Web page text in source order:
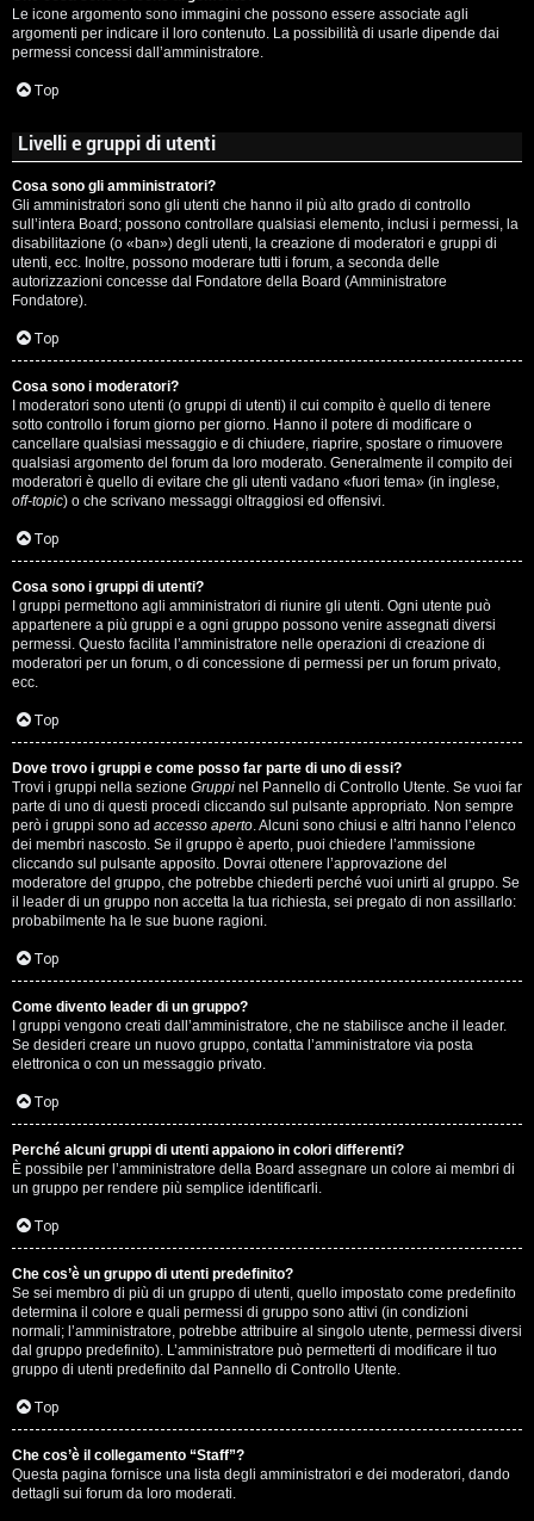
Le icone argomento sono immagini che possono essere associate agli
argomenti per indicare il loro contenuto. La possibilità di usarle dipende dai
permessi concessi dall’amministratore.
Top
Livelli e gruppi di utenti
Cosa sono gli amministratori?
Gli amministratori sono gli utenti che hanno il più alto grado di controllo
sull’intera Board; possono controllare qualsiasi elemento, inclusi i permessi, la
disabilitazione (o «ban») degli utenti, la creazione di moderatori e gruppi di
utenti, ecc. Inoltre, possono moderare tutti i forum, a seconda delle
autorizzazioni concesse dal Fondatore della Board (Amministratore
Fondatore).
Top
Cosa sono i moderatori?
I moderatori sono utenti (o gruppi di utenti) il cui compito è quello di tenere
sotto controllo i forum giorno per giorno. Hanno il potere di modificare o
cancellare qualsiasi messaggio e di chiudere, riaprire, spostare o rimuovere
qualsiasi argomento del forum da loro moderato. Generalmente il compito dei
moderatori è quello di evitare che gli utenti vadano «fuori tema» (in inglese,
off-topic) o che scrivano messaggi oltraggiosi ed offensivi.
Top
Cosa sono i gruppi di utenti?
I gruppi permettono agli amministratori di riunire gli utenti. Ogni utente può
appartenere a più gruppi e a ogni gruppo possono venire assegnati diversi
permessi. Questo facilita l’amministratore nelle operazioni di creazione di
moderatori per un forum, o di concessione di permessi per un forum privato,
ecc.
Top
Dove trovo i gruppi e come posso far parte di uno di essi?
Trovi i gruppi nella sezione Gruppi nel Pannello di Controllo Utente. Se vuoi far
parte di uno di questi procedi cliccando sul pulsante appropriato. Non sempre
però i gruppi sono ad accesso aperto. Alcuni sono chiusi e altri hanno l’elenco
dei membri nascosto. Se il gruppo è aperto, puoi chiedere l’ammissione
cliccando sul pulsante apposito. Dovrai ottenere l’approvazione del
moderatore del gruppo, che potrebbe chiederti perché vuoi unirti al gruppo. Se
il leader di un gruppo non accetta la tua richiesta, sei pregato di non assillarlo:
probabilmente ha le sue buone ragioni.
Top
Come divento leader di un gruppo?
I gruppi vengono creati dall’amministratore, che ne stabilisce anche il leader.
Se desideri creare un nuovo gruppo, contatta l’amministratore via posta
elettronica o con un messaggio privato.
Top
Perché alcuni gruppi di utenti appaiono in colori differenti?
È possibile per l’amministratore della Board assegnare un colore ai membri di
un gruppo per rendere più semplice identificarli.
Top
Che cos’è un gruppo di utenti predefinito?
Se sei membro di più di un gruppo di utenti, quello impostato come predefinito
determina il colore e quali permessi di gruppo sono attivi (in condizioni
normali; l’amministratore, potrebbe attribuire al singolo utente, permessi diversi
dal gruppo predefinito). L’amministratore può permetterti di modificare il tuo
gruppo di utenti predefinito dal Pannello di Controllo Utente.
Top
Che cos’è il collegamento “Staff”?
Questa pagina fornisce una lista degli amministratori e dei moderatori, dando
dettagli sui forum da loro moderati.
p
i
a
c
e
P
e
r
c
o
r
s
i
M
u
s
i
c
a
l
i
.
.
.
D
i
t
u
t
t
o
u
n
p
ò